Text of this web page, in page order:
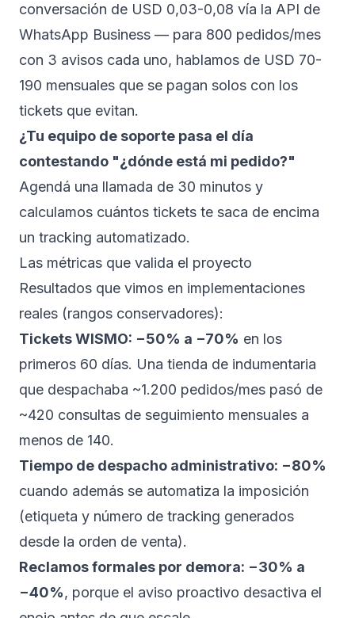
conversación de USD 0,03-0,08 vía la API de
WhatsApp Business — para 800 pedidos/mes
con 3 avisos cada uno, hablamos de USD 70-
190 mensuales que se pagan solos con los
tickets que evitan.
¿Tu equipo de soporte pasa el día
contestando "¿dónde está mi pedido?"
Agendá una llamada de 30 minutos y
calculamos cuántos tickets te saca de encima
un tracking automatizado.
Las métricas que valida el proyecto
Resultados que vimos en implementaciones
reales (rangos conservadores):
Tickets WISMO: −50% a −70% en los
primeros 60 días. Una tienda de indumentaria
que despachaba ~1.200 pedidos/mes pasó de
~420 consultas de seguimiento mensuales a
menos de 140.
Tiempo de despacho administrativo: −80%
cuando además se automatiza la imposición
(etiqueta y número de tracking generados
desde la orden de venta).
Reclamos formales por demora: −30% a
−40%, porque el aviso proactivo desactiva el